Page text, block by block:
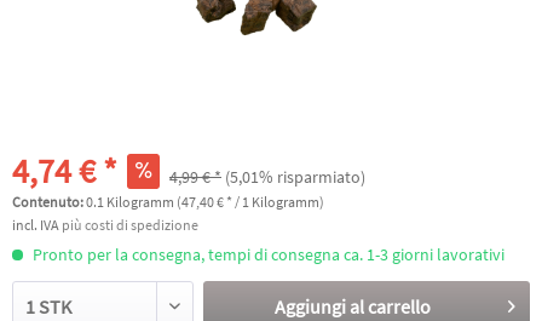
4,74 € * 4,99 € * (5,01% risparmiato)
Contenuto:0.1 Kilogramm (47,40 € * / 1 Kilogramm)
incl. IVA più costi di spedizione
Pronto per la consegna, tempi di consegna ca. 1-3 giorni lavorativi
Aggiungi alcarrello